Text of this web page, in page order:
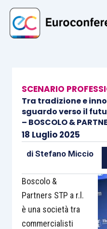
contenuto
SCENARIO
Tra tradizione e
sguardo verso il
– BOSCOLO &
18 Luglio 2025
di Stefano Miccio
Boscolo &
Partners STP a r.l.
è una società tra
commercialisti